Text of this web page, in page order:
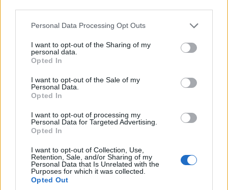
Please note that this website/app uses one or more Google
not limited to your visit or usage behaviour. You may click to
grant or deny consent to Google and its third-party tags to
use your data for below specified purposes in below Google
consent section.
Personal Data Processing Opt Outs
I want to opt-out of the Sharing of my
personal data.
Opted In
I want to opt-out of the Sale of my
Personal Data.
Opted In
I want to opt-out of processing my
Personal Data for Targeted Advertising.
Opted In
I want to opt-out of Collection, Use,
Retention, Sale, and/or Sharing of my
Personal Data that Is Unrelated with the
Purposes for which it was collected.
Opted Out
Την Κυριακή 16
Αυγούστου η τελετή
Γηροκομείου
Τσοτυλίου
Φωτιά έξω από την
Κοζάνη – Άμεση
κινητοποίηση της
Πυροσβεστικής